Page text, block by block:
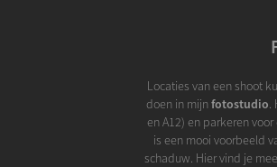
Locaties van een shoot
doen in mijnfotostudio.
en A12) en parkeren
is een mooi voorbeeld
schaduw. Hier vind je